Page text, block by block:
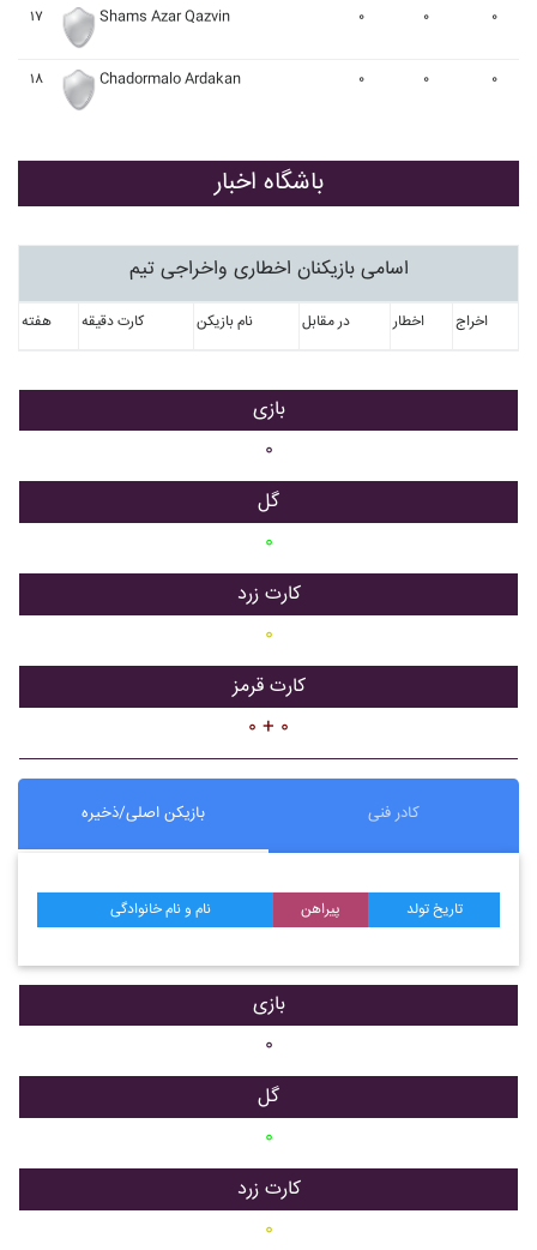
۱۷ Shams Azar Qazvin ۰ ۰ ۰
۱۸ Chadormalo Ardakan ۰ ۰ ۰
باشگاه اخبار
اسامی بازیکنان اخطاری واخراجی تیم
هفته کارت دقیقه نام بازیکن در مقابل اخطار اخراج
بازی
۰
گل
۰
کارت زرد
۰
کارت قرمز
۰ + ۰
بازیکن اصلی/ذخیره کادر فنی
نام و نام خانوادگی پیراهن تاریخ تولد
بازی
۰
گل
۰
کارت زرد
۰